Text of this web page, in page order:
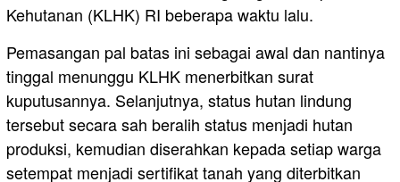
Kehutanan (KLHK) RI beberapa waktu lalu.
Pemasangan pal batas ini sebagai awal dan nantinya
tinggal menunggu KLHK menerbitkan surat
kuputusannya. Selanjutnya, status hutan lindung
tersebut secara sah beralih status menjadi hutan
produksi, kemudian diserahkan kepada setiap warga
setempat menjadi sertifikat tanah yang diterbitkan